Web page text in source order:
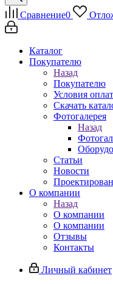
Сравнение0
Каталог
Покупателю
Назад
Покупателю
Условия
Скачать
Фотогалерея
Назад
Статьи
Новости
О компании
Назад
О компании
О компании
Отзывы
Контакты
Личный кабинет